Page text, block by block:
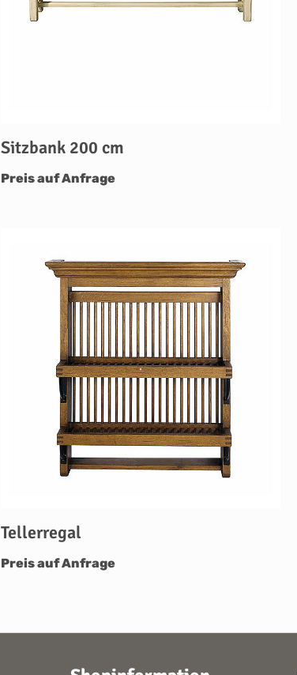
Sitzbank 200 cm
Preis auf Anfrage
Tellerregal
Preis auf Anfrage